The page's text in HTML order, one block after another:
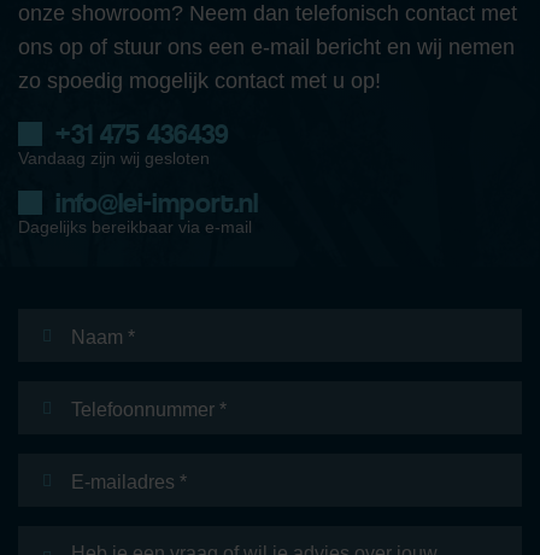
onze showroom? Neem dan telefonisch contact met
ons op of stuur ons een e-mail bericht en wij nemen
zo spoedig mogelijk contact met u op!
+31 475 436439
Vandaag zijn wij gesloten
info@lei-import.nl
Dagelijks bereikbaar via e-mail
mailadres *